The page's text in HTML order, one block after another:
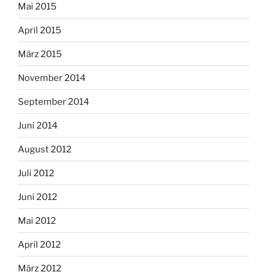
Mai 2015
April 2015
März 2015
November 2014
September 2014
Juni 2014
August 2012
Juli 2012
Juni 2012
Mai 2012
April 2012
März 2012